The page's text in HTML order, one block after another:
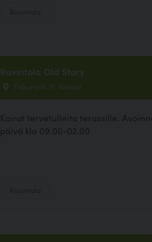
Ravintola Old Story
Tikkuraitti 17, Vantaa
Koirat tervetulleita terassille.
päivä klo 09.00-02.00